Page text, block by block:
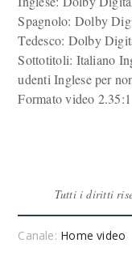
Spagnolo: Dolby
Tedesco: Dolby
Sottotitoli: Italiano
udenti Inglese per
Formato video
Tutti i diritti
Canale: Home video